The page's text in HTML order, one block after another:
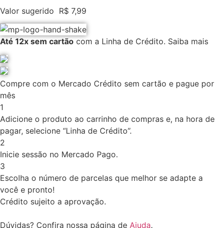
Valor sugerido R$ 7,99
Até 12x sem cartão com a Linha de Crédito. Saiba mais
Compre com o Mercado Crédito sem cartão e pague por
mês
1
Adicione o produto ao carrinho de compras e, na hora de
pagar, selecione “Linha de Crédito”.
2
Inicie sessão no Mercado Pago.
3
Escolha o número de parcelas que melhor se adapte a
você e pronto!
Crédito sujeito a aprovação.
Dúvidas? Confira nossa página de Ajuda.